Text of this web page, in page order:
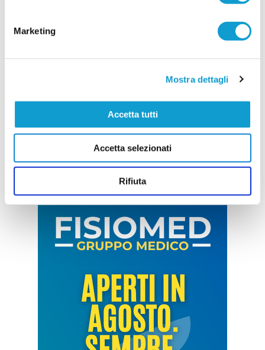
Marketing
Mostra dettagli
Accetta tutti
Accetta selezionati
Rifiuta